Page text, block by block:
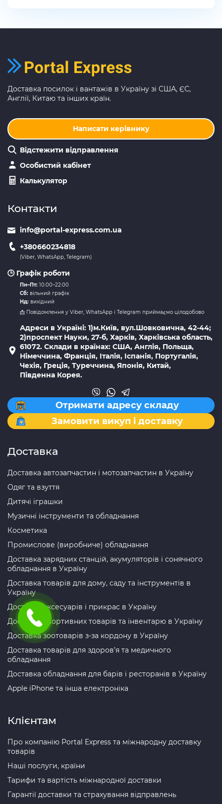
Доставка посилок і вантажів в Україну зі США, ЄС,
Англії, Китаю та інших країн.
Написати керівнику
Відстежити відправлення
Особистий кабінет
Калькулятор
Контакти
info@portal-express.com.ua
+380660234818
(Viber, WhatsApp, Telegram)
🕒 Графік роботи
Пн–Пт: 10:00–22:00
Сб: вільний графік
Нд: вихідний
📩 Повідомлення у Viber, WhatsApp і Telegram приймаємо цілодобово
Адреси в Україні: 1)м.Київ, вул.Шовковична, 42-44;
2)проспект Науки, 27-б, Харків, Харківська область,
61072. Склади в країнах: США, Англія, Польща,
Німеччина, Франція, Італія, Іспанія, Португалія,
Чехія, Греція, Туреччина, Японія, Китай,
Південна Корея.
Отримати адресу складу
Замовити викуп і доставку
Доставка
Доставка автозапчастин і мотозапчастин в Україну
Одяг та взуття
Дитячі іграшки
Музичні інструменти та обладнання
Косметика
Промислове (виробниче) обладнання
Доставка зарядних станцій, акумуляторів і сонячного
обладнання в Україну
Доставка товарів для дому, саду та інструментів в
Україну
Доставка аксесуарів і прикрас в Україну
Доставка спортивних товарів та інвентарю в Україну
Доставка зоотоварів з-за кордону в Україну
Доставка товарів для здоров’я та медичного
обладнання
Доставка обладнання для барів і ресторанів в Україну
Apple iPhone та інша електроніка
Клієнтам
Про компанію Portal Express та міжнародну доставку
товарів
Наші послуги, країни
Тарифи та вартість міжнародної доставки
Гарантії доставки та страхування відправлень